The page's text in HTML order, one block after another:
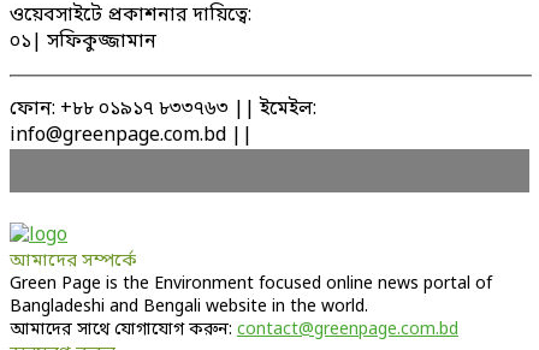
ওয়েবসাইটে প্রকাশনার দায়িত্বে:
০১| সফিকুজ্জামান
ফোন: +৮৮ ০১৯১৭ ৮৩৩৭৬৩ || ইমেইল:
info@greenpage.com.bd ||
আমাদের সম্পর্কে
Green Page is the Environment focused online news portal of
Bangladeshi and Bengali website in the world.
আমাদের সাথে যোগাযোগ করুন: contact@greenpage.com.bd